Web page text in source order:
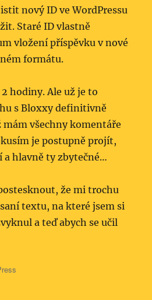
nový ID ve WordPressu
Staré ID vlastně
vložení příspěvku v nové
formátu.
hodiny. Ale už je to
s Bloxxy definitivně
všechny komentáře
je postupně projít,
hlavně ty zbytečné…
že mi trochu
textu, na které jsem si
a teď abych se učil